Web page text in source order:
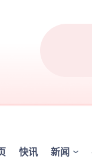
快讯 新闻